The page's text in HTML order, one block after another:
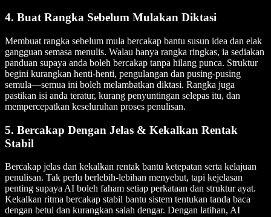
4. Buat Rangka Sebelum Mulakan Diktasi
Membuat rangka sebelum mula bercakap bantu susun idea dan elak
gangguan semasa menulis. Walau hanya rangka ringkas, ia sediakan
panduan supaya anda boleh bercakap tanpa hilang punca. Struktur
begini kurangkan henti-henti, pengulangan dan pusing-pusing
semula—semua ini boleh melambatkan diktasi. Rangka juga
pastikan isi anda teratur, kurang penyuntingan selepas itu, dan
mempercepatkan keseluruhan proses penulisan.
5. Bercakap Dengan Jelas & Kekalkan Rentak
Stabil
Bercakap jelas dan kekalkan rentak bantu ketepatan serta kelajuan
penulisan. Tak perlu berlebih-lebihan menyebut, tapi kejelasan
penting supaya AI boleh faham setiap perkataan dan struktur ayat.
Kekalkan ritma bercakap stabil bantu sistem tentukan tanda baca
dengan betul dan kurangkan salah dengar. Dengan latihan, AI